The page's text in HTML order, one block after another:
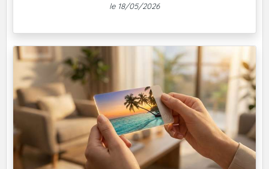
le 18/05/2026